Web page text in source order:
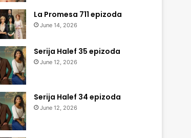
La Promesa 711 epizoda
June 14, 2026
Serija Halef 35 epizoda
June 12, 2026
Serija Halef 34 epizoda
June 12, 2026